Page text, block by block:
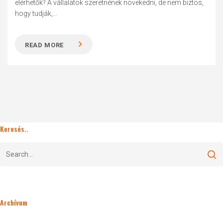
elérhetők? A vállalatok szeretnének növekedni, de nem biztos,
hogy tudják,...
READ MORE
Keresés..
Archívum